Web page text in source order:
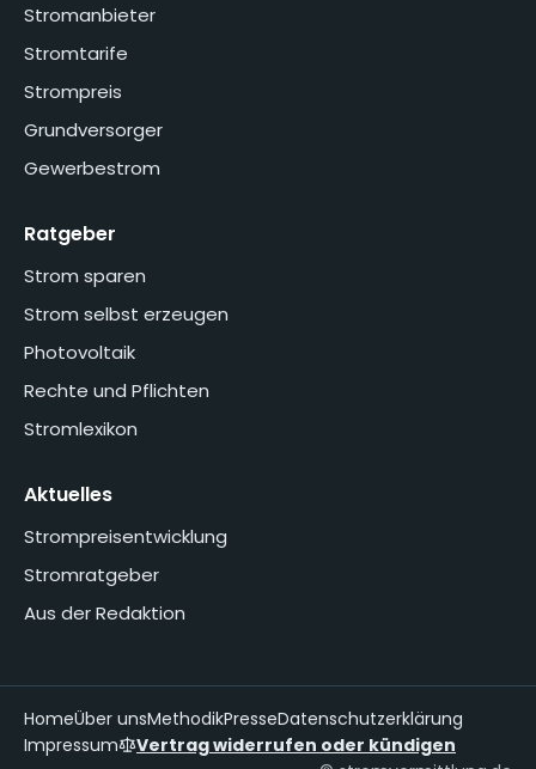
Stromanbieter
Stromtarife
Strompreis
Grundversorger
Gewerbestrom
Ratgeber
Strom sparen
Strom selbst erzeugen
Photovoltaik
Rechte und Pflichten
Stromlexikon
Aktuelles
Strompreisentwicklung
Stromratgeber
Aus der Redaktion
HomeÜber unsMethodikPresseDatenschutzerklärung
Impressum
Vertrag widerrufen oder kündigen